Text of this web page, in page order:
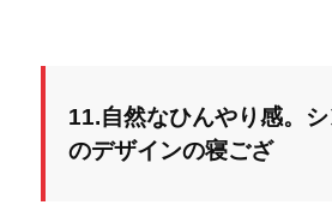
11.自然なひんやり感。
のデザインの寝ござ